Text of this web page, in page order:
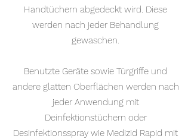
Handtüchern abgedeckt wird. Diese
werden nach jeder Behandlung
gewaschen.
Benutzte Geräte sowie Türgriffe und
andere glatten Oberflächen werden nach
jeder Anwendung mit
Deinfektionstüchern oder
Desinfektionsspray wie Medizid Rapid mit